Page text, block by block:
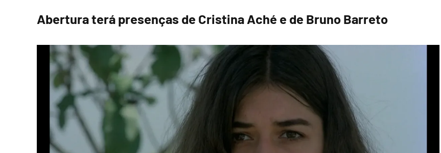
Abertura terá presenças de Cristina Aché e de Bruno Barreto